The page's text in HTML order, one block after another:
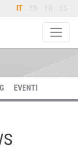
IT EN FR ES
EVENTI